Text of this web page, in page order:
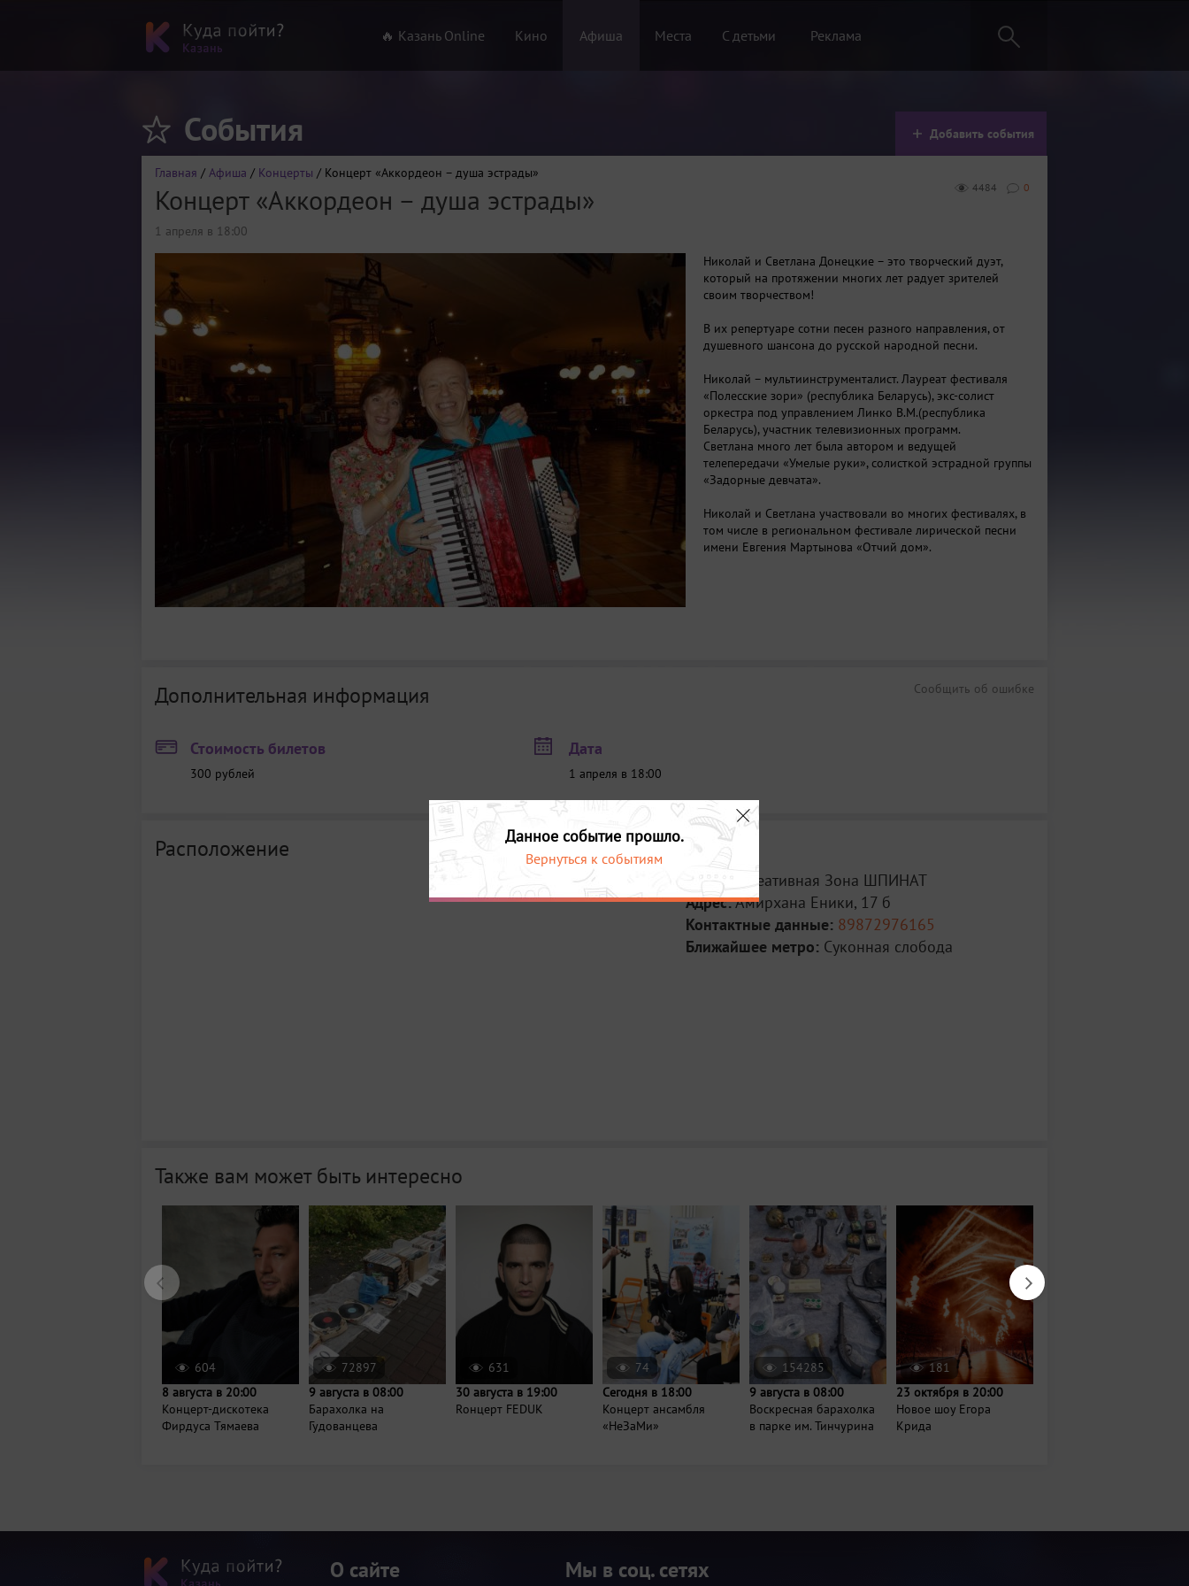
🔥 Казань Online Кино Афиша Места С детьми Реклама
События Добавить события
Главная / Афиша / Концерты / Концерт «Аккордеон – душа эстрады»
0
4484
Концерт «Аккордеон – душа эстрады»
1 апреля в 18:00
Николай и Светлана Донецкие – это творческий дуэт,
который на протяжении многих лет радует зрителей
своим творчеством!
В их репертуаре сотни песен разного направления, от
душевного шансона до русской народной песни.
Николай – мультиинструменталист. Лауреат фестиваля
«Полесские зори» (республика Беларусь), экс-солист
оркестра под управлением Линко В.М.(республика
Беларусь), участник телевизионных программ.
Светлана много лет была автором и ведущей
телепередачи «Умелые руки», солисткой эстрадной группы
«Задорные девчата».
Николай и Светлана участвовали во многих фестивалях, в
том числе в региональном фестивале лирической песни
имени Евгения Мартынова «Отчий дом».
Сообщить об ошибке
Дополнительная информация
Стоимость билетов
300 рублей
Дата
1 апреля в 18:00
Расположение
Место:
Креативная Зона ШПИНАТ
Адрес:Амирхана Еники, 17 б
Контактные данные: 89872976165
Ближайшее метро: Суконная слобода
Также вам может быть интересно
604
8 августа в 20:00
Концерт-дискотека
Фирдуса Тямаева
72897
9 августа в 08:00
Барахолка на
Гудованцева
631
30 августа в 19:00
Rонцерт FEDUK
74
Сегодня в 18:00
Концерт ансамбля
«НеЗаМи»
154285
9 августа в 08:00
Воскресная барахолка
в парке им. Тинчурина
181
23 октября в 20:00
Новое шоу Егора
Крида
Данное событие прошло.
Вернуться к событиям
О сайте Мы в соц. сетях